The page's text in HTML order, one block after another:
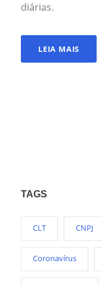
diárias.
LEIA MAIS
TAGS
CLT CNPJ
Coronavírus